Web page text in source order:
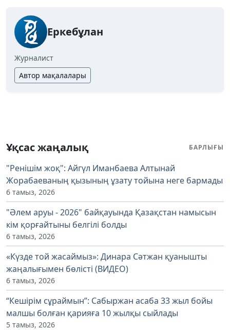
Еркебұлан
Журналист
Автор мақалалары
Ұқсас жаңалық БАРЛЫҒЫ
"Ренішім жоқ": Айгүл Иманбаева Алтынай
Жорабаеваның қызының ұзату тойына неге бармады
6 тамыз, 2026
"Әлем аруы - 2026" байқауында Қазақстан намысын
кім қорғайтыны белгілі болды
6 тамыз, 2026
«Күзде той жасаймыз»: Динара Сәтжан қуанышты
жаңалығымен бөлісті (ВИДЕО)
6 тамыз, 2026
“Кешірім сұраймын”: Сабыржан асаба 33 жыл бойы
малшы болған қарияға 10 жылқы сыйлады
5 тамыз, 2026